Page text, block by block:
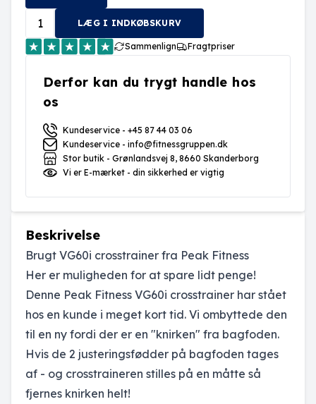
LÆG I INDKØBSKURV
Sammenlign Fragtpriser
Derfor kan du trygt handle hos
os
Kundeservice - +45 87 44 03 06
Kundeservice - info@fitnessgruppen.dk
Stor butik - Grønlandsvej 8, 8660 Skanderborg
Vi er E-mærket - din sikkerhed er vigtig
Beskrivelse
Brugt VG60i crosstrainer fra Peak Fitness
Her er muligheden for at spare lidt penge!
Denne Peak Fitness VG60i crosstrainer har stået
hos en kunde i meget kort tid. Vi ombyttede den
til en ny fordi der er en "knirken" fra bagfoden.
Hvis de 2 justeringsfødder på bagfoden tages
af - og crosstraineren stilles på en måtte så
fjernes knirken helt!